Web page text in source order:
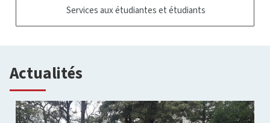
Services aux étudiantes et étudiants
Actualités